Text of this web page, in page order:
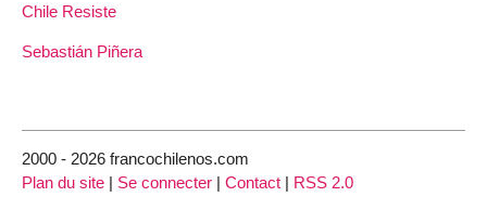
Chile Resiste
Sebastián Piñera
2000 - 2026 francochilenos.com
Plan du site | Se connecter | Contact | RSS 2.0